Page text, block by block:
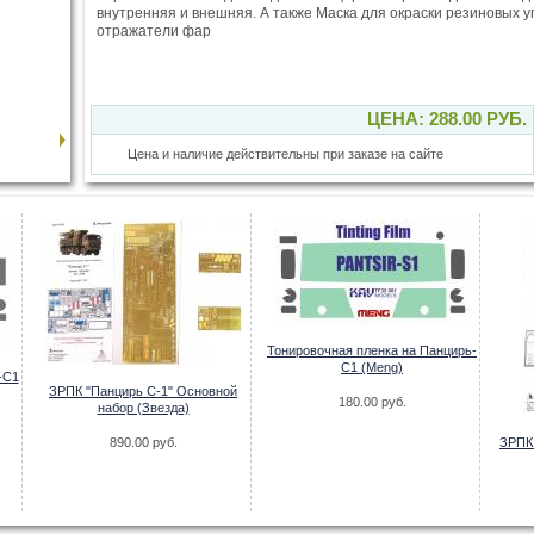
внутренняя и внешняя. А также Маска для окраски резиновых
отражатели фар
ЦЕНА: 288.00 РУБ.
Цена и наличие действительны при заказе на сайте
С1
ЗРПК "Панцирь С-1" Основной
набор (Звезда)
890.00 руб.
Тонировочная пленка на Панцирь-
С1 (Meng)
180.00 руб.
ЗРПК